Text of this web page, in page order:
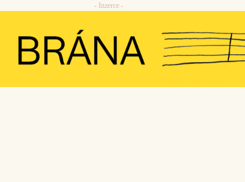
- Inzerce -